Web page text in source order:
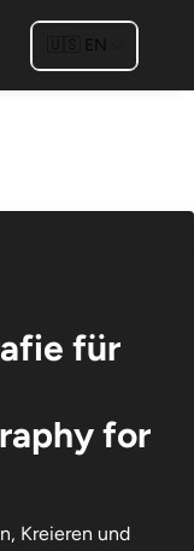
EN
für
for
Kreieren und